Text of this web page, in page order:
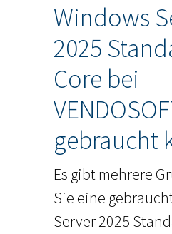
Windows
2025
Core bei
gebraucht
Es gibt mehrere
Sie eine
Server 2025